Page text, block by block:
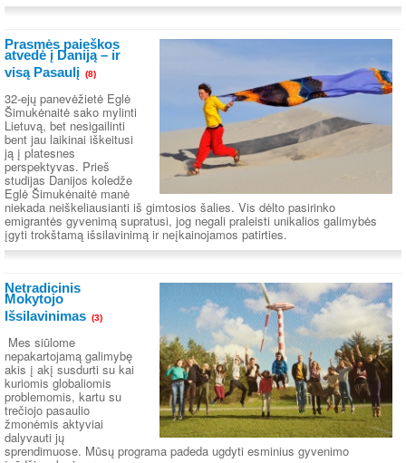
Prasmės paieškos
atvedė į Daniją – ir
visą Pasaulį (8)
32-ejų panevėžietė Eglė
Šimukėnaitė sako mylinti
Lietuvą, bet nesigailinti
bent jau laikinai iškeitusi
ją į platesnes
perspektyvas. Prieš
studijas Danijos koledže
Eglė Šimukėnaitė manė
niekada neiškeliausianti iš gimtosios šalies. Vis dėlto pasirinko
emigrantės gyvenimą supratusi, jog negali praleisti unikalios galimybės
įgyti trokštamą išsilavinimą ir neįkainojamos patirties.
Netradicinis
Mokytojo
Išsilavinimas (3)
Mes siūlome
nepakartojamą galimybę
akis į akį susdurti su kai
kuriomis globaliomis
problemomis, kartu su
trečiojo pasaulio
žmonėmis aktyviai
dalyvauti jų
sprendimuose. Mūsų programa padeda ugdyti esminius gyvenimo